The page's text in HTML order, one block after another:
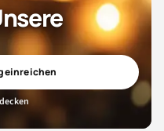
einreichen